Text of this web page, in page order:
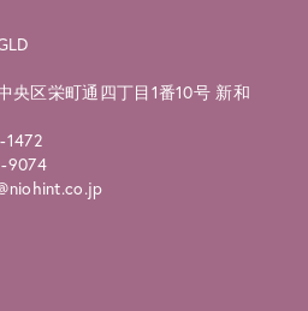
央区栄町通四丁目1番10号 新和
1472
9074